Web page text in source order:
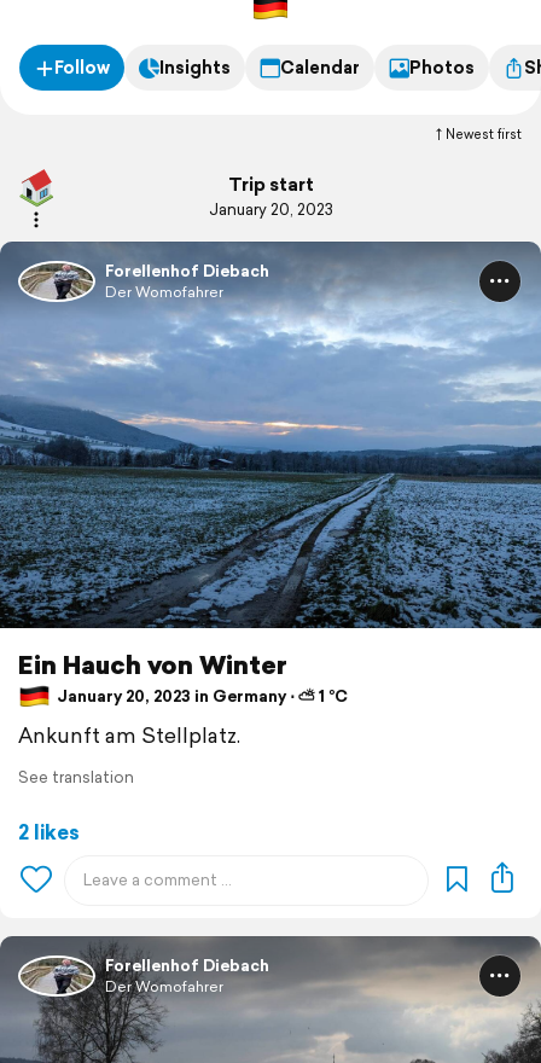
Follow Insights Calendar Photos
Newest first
Trip start
January 20, 2023
Forellenhof Diebach
Der Womofahrer
Ein Hauch von Winter
January 20, 2023 in Germany ⋅ ⛅ 1 °C
Ankunft am Stellplatz.
See translation
2 likes
Forellenhof Diebach
Der Womofahrer